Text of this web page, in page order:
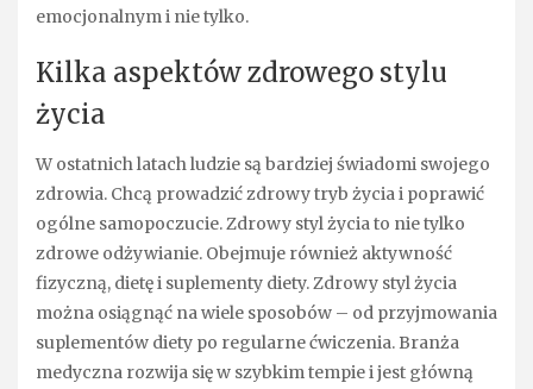
emocjonalnym i nie tylko.
Kilka aspektów zdrowego stylu
życia
W ostatnich latach ludzie są bardziej świadomi swojego
zdrowia. Chcą prowadzić zdrowy tryb życia i poprawić
ogólne samopoczucie. Zdrowy styl życia to nie tylko
zdrowe odżywianie. Obejmuje również aktywność
fizyczną, dietę i suplementy diety. Zdrowy styl życia
można osiągnąć na wiele sposobów – od przyjmowania
suplementów diety po regularne ćwiczenia. Branża
medyczna rozwija się w szybkim tempie i jest główną